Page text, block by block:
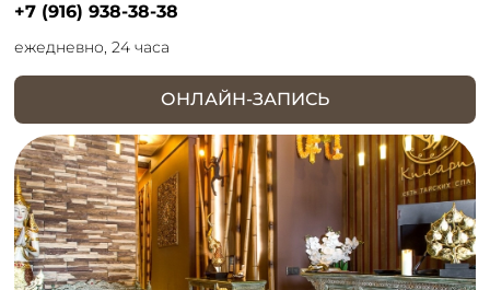
+7 (916) 938-38-38
ежедневно, 24 часа
ОНЛАЙН-ЗАПИСЬ